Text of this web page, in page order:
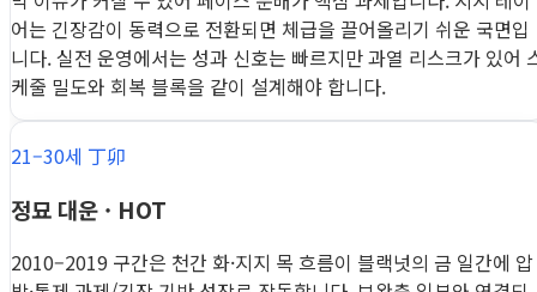
어는 긴장감이 동력으로 전환되면 체급을 끌어올리기 쉬운 국면입
니다. 실전 운영에서는 성과 신호는 빠르지만 과열 리스크가 있어
케줄 밀도와 회복 블록을 같이 설계해야 합니다.
21–30세 丁卯
정묘 대운 · HOT
2010–2019 구간은 천간 화·지지 목 흐름이 블랙넛의 금 일간에 압